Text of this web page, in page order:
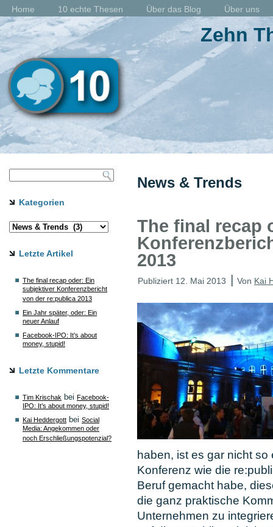
Home 10 echte Thesen Über das Blog Über uns
Zehn
Kategorien
Letzte Artikel
The final recap oder: Ein
subjektiver Konferenzbericht
von der re:publica 2013
Ein Jahr später, oder: Ein
neuer Anlauf
Facebook-IPO: It’s about
money, stupid!
Letzte Kommentare
Tim Krischak bei Facebook-
IPO: It’s about money, stupid!
Kai Heddergott bei Social
Media: Angekommen oder
noch Erschließungspotenzial?
News & Trends
The final recap
2013
Publiziert 12. Mai 2013 | Von Kai
haben, ist es gar nicht
Konferenz wie die
Beruf gemacht habe,
die ganz praktische
Unternehmen zu